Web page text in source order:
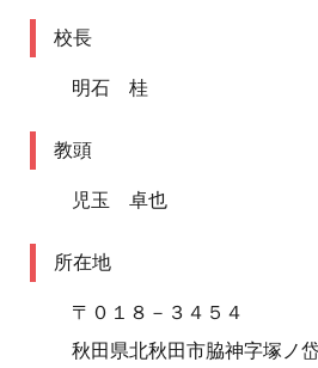
校長
明石 桂
教頭
児玉 卓也
所在地
〒０１８－３４５４
秋田県北秋田市脇神字塚ノ